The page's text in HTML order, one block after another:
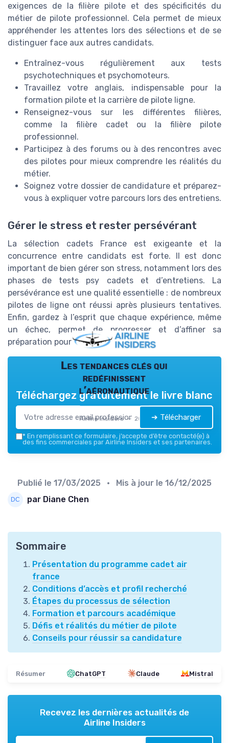
exigences de la filière pilote et des spécificités du
métier de pilote professionnel. Cela permet de mieux
appréhender les attentes lors des sélections et de se
distinguer face aux autres candidats.
Entraînez-vous régulièrement aux tests
psychotechniques et psychomoteurs.
Travaillez votre anglais, indispensable pour la
formation pilote et la carrière de pilote ligne.
Renseignez-vous sur les différentes filières,
comme la filière cadet ou la filière pilote
professionnel.
Participez à des forums ou à des rencontres avec
des pilotes pour mieux comprendre les réalités du
métier.
Soignez votre dossier de candidature et préparez-
vous à expliquer votre parcours lors des entretiens.
Gérer le stress et rester persévérant
La sélection cadets France est exigeante et la
concurrence entre candidats est forte. Il est donc
important de bien gérer son stress, notamment lors des
phases de tests psy cadets et d’entretiens. La
persévérance est une qualité essentielle : de nombreux
pilotes de ligne ont réussi après plusieurs tentatives.
Enfin, gardez à l’esprit que chaque expérience, même
un échec, permet de progresser et d’affiner sa
préparation pour une future sélection.
Les tendances clés qui
redéfinissent
l’aéronautique
Airline Insiders — 2026
Téléchargez gratuitement le livre blanc
➔ Télécharger
* En remplissant ce formulaire, j’accepte d’être contacté(e) à
des fins commerciales par Airline Insiders et ses partenaires.
Publié le 17/03/2025 • Mis à jour le 16/12/2025
par Diane Chen
Sommaire
Présentation du programme cadet air
france
Conditions d’accès et profil recherché
Étapes du processus de sélection
Formation et parcours académique
Défis et réalités du métier de pilote
Conseils pour réussir sa candidature
Résumer ChatGPT Claude Mistral
Recevez les dernières actualités de
Airline Insiders